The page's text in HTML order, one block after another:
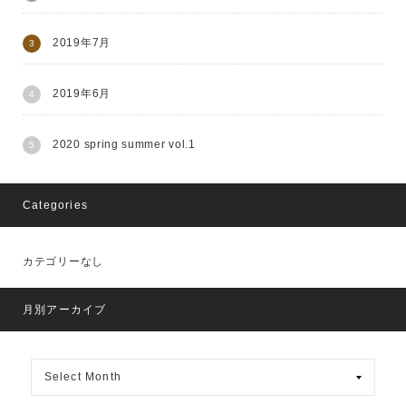
2019年7月
2019年6月
2020 spring summer vol.1
Categories
カテゴリーなし
月別アーカイブ
ア